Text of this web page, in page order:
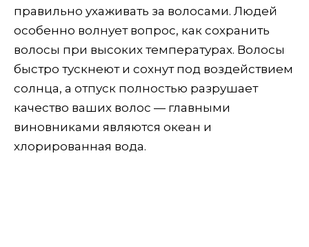
правильно ухаживать за волосами. Людей
особенно волнует вопрос, как сохранить
волосы при высоких температурах. Волосы
быстро тускнеют и сохнут под воздействием
солнца, а отпуск полностью разрушает
качество ваших волос — главными
виновниками являются океан и
хлорированная вода.